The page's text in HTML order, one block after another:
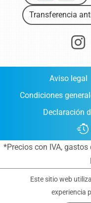
Transferencia
Aviso legal
Condiciones
Declaración
*Precios con IVA, gastos
Este sitio web
experiencia